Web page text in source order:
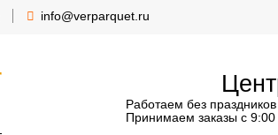
info@verparquet.ru
Работаем без
Принимаем заказы с